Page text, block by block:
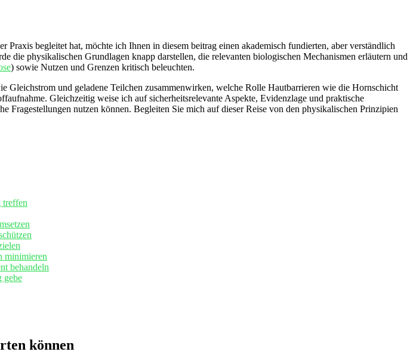
Praxis begleitet hat,⁤ möchte ich Ihnen in diesem beitrag einen akademisch fundierten, aber verständlich
die ⁤physikalischen Grundlagen knapp darstellen, die relevanten biologischen Mechanismen erläutern⁤ und
) sowie Nutzen und Grenzen kritisch beleuchten. ⁢
und geladene Teilchen zusammenwirken, ⁤welche Rolle Hautbarrieren⁢ wie die Hornschicht⁣
Gleichzeitig‍ weise​ ich auf sicherheitsrelevante⁣ Aspekte, Evidenzlage und praktische
nutzen können. ⁣Begleiten ⁢Sie mich auf ​dieser Reise von⁣ den physikalischen Prinzipien​
​treffen
minimieren
behandeln
gebe
können